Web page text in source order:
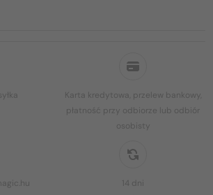
Karta kredytowa, przelew bankowy,
płatność przy odbiorze lub odbiór
osobisty
14 dni